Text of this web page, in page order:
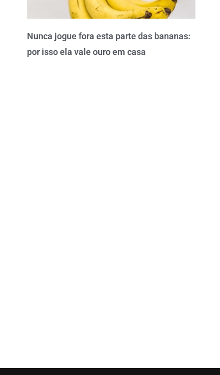
Nunca jogue fora esta parte das bananas:
por isso ela vale ouro em casa